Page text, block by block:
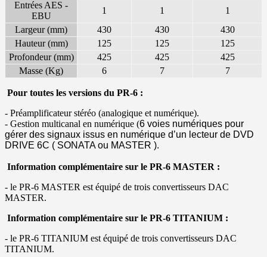
Entrées AES -
EBU
1 1
1
Largeur (mm)
430 430
430
Hauteur (mm)
125 125
125
Profondeur (mm)
425 425
425
Masse (Kg)
6 7 7
Pour toutes les versions du PR-6 :
- Préamplificateur stéréo (analogique et numérique).
- Gestion multicanal en numérique (6 voies numériques pour
gérer des signaux issus en numérique d’un lecteur de DVD
DRIVE 6C ( SONATA ou MASTER ).
Information complémentaire sur le PR-6 MASTER :
- le PR-6 MASTER est équipé de trois convertisseurs DAC
MASTER.
Information complémentaire sur le PR-6 TITANIUM :
- le PR-6 TITANIUM est équipé de trois convertisseurs DAC
TITANIUM.